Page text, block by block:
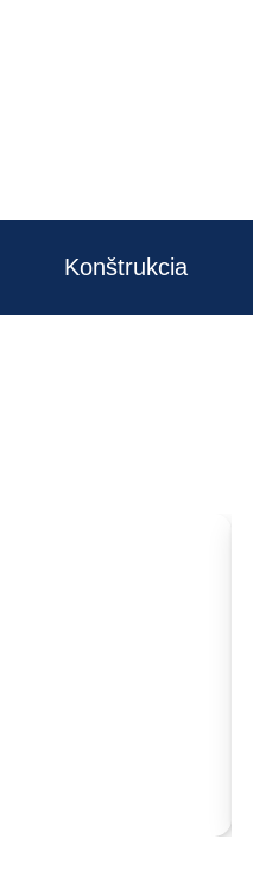
Konštrukcia